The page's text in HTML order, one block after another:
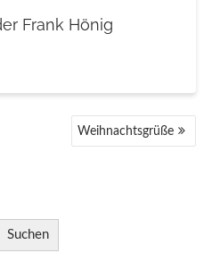
Frank Hönig
Weihnachtsgrüße
Suchen